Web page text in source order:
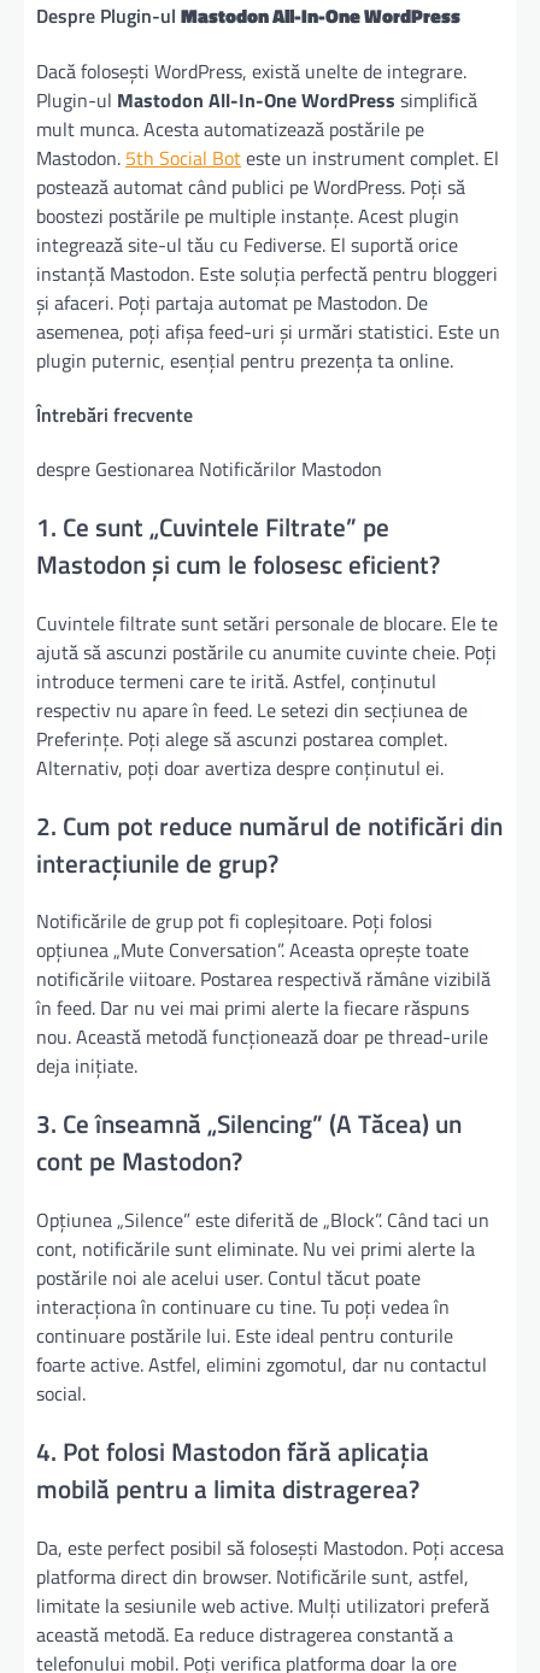
Despre Plugin-ul Mastodon All-In-One WordPress
Dacă folosești WordPress, există unelte de integrare.
Plugin-ul Mastodon All-In-One WordPress simplifică
mult munca. Acesta automatizează postările pe
Mastodon. 5th Social Boteste un instrument complet. El
postează automat când publici pe WordPress. Poți să
boostezi postările pe multiple instanțe. Acest plugin
integrează site-ul tău cu Fediverse. El suportă orice
instanță Mastodon. Este soluția perfectă pentru bloggeri
și afaceri. Poți partaja automat pe Mastodon. De
asemenea, poți afișa feed-uri și urmări statistici. Este un
plugin puternic, esențial pentru prezența ta online.
Întrebări frecvente
despre Gestionarea Notificărilor Mastodon
1. Ce sunt „Cuvintele Filtrate” pe
Mastodon și cum le folosesc eficient?
Cuvintele filtrate sunt setări personale de blocare. Ele te
ajută să ascunzi postările cu anumite cuvinte cheie. Poți
introduce termeni care te irită. Astfel, conținutul
respectiv nu apare în feed. Le setezi din secțiunea de
Preferințe. Poți alege să ascunzi postarea complet.
Alternativ, poți doar avertiza despre conținutul ei.
2. Cum pot reduce numărul de notificări din
interacțiunile de grup?
Notificările de grup pot fi copleșitoare. Poți folosi
opțiunea „Mute Conversation”. Aceasta oprește toate
notificările viitoare. Postarea respectivă rămâne vizibilă
în feed. Dar nu vei mai primi alerte la fiecare răspuns
nou. Această metodă funcționează doar pe thread-urile
deja inițiate.
3. Ce înseamnă „Silencing” (A Tăcea) un
cont pe Mastodon?
Opțiunea „Silence” este diferită de „Block”. Când taci un
cont, notificările sunt eliminate. Nu vei primi alerte la
postările noi ale acelui user. Contul tăcut poate
interacționa în continuare cu tine. Tu poți vedea în
continuare postările lui. Este ideal pentru conturile
foarte active. Astfel, elimini zgomotul, dar nu contactul
social.
4. Pot folosi Mastodon fără aplicația
mobilă pentru a limita distragerea?
Da, este perfect posibil să folosești Mastodon. Poți accesa
platforma direct din browser. Notificările sunt, astfel,
limitate la sesiunile web active. Mulți utilizatori preferă
această metodă. Ea reduce distragerea constantă a
telefonului mobil. Poți verifica platforma doar la ore